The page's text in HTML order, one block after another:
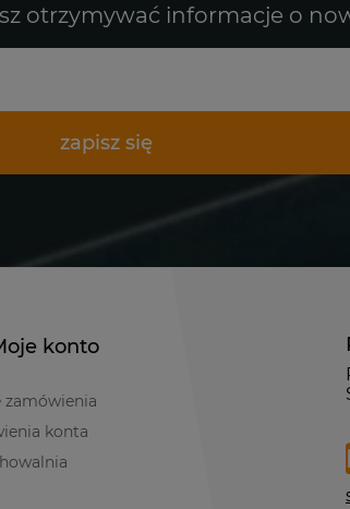
otrzymywać informacje o
zapisz się
konto
zamówienia
konta